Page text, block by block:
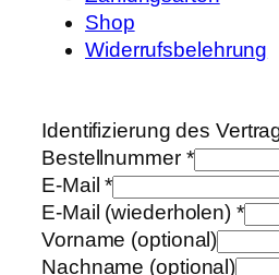
Shop
Widerrufsbelehrung
Identifizierung des
Bestellnummer *
E-Mail*
E-Mail (wiederholen) *
Vorname (optional)
Nachname (optional)